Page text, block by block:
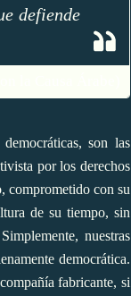
defiende
son las
por los derechos
comprometido con su
de su tiempo, sin
nuestras
democrática.
fabricante, si